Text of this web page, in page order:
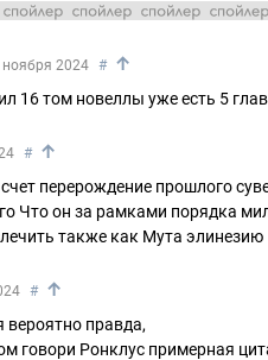
из эвизейне называл анос
ноября 2024 # ↑
16 том новеллы уже есть 5 глав
# ↑
перерождение прошлого
Что он за рамками порядка
также как Мута элинезию
# ↑
вероятно правда,
говори Ронклус примерная